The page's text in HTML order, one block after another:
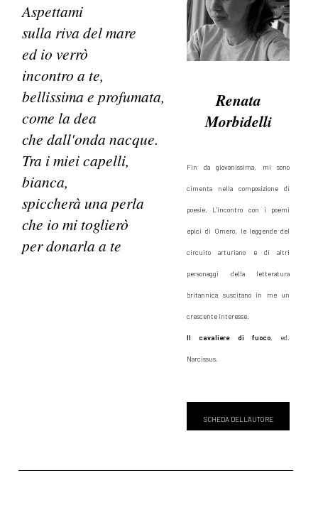
Aspettami
sulla riva del mare
ed io verrò
incontro a te,
bellissima e profumata,
come la dea
che dall'onda nacque.
Tra i miei capelli,
bianca,
spiccherà una perla
che io mi toglierò
per donarla a te
Renata
Morbidelli
Fin da giovanissima, mi sono
cimenta nella composizione di
poesie. L'incontro con i poemi
epici di Omero, le leggende del
circuito arturiano e di altri
personaggi della letteratura
britannica suscitano in me un
crescente interesse.
Il cavaliere di fuoco, ed.
Narcissus.
SCHEDA DELL'AUTORE